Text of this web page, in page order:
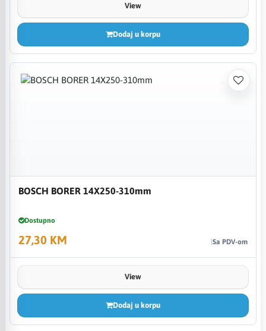
View
Dodaj u korpu
BOSCH BORER 14X250-310mm
Dostupno
27,30 KM Sa PDV-om
View
Dodaj u korpu